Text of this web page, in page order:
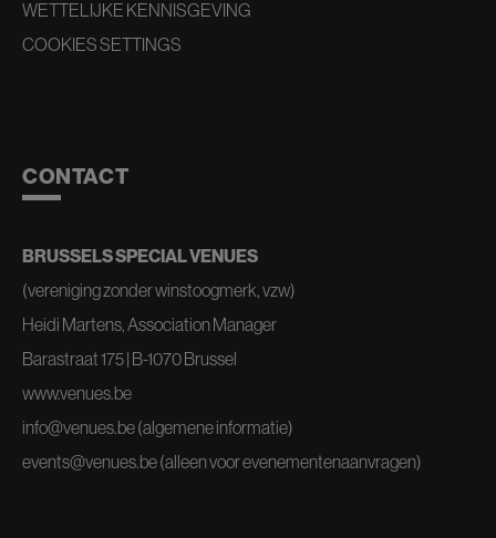
WETTELIJKE KENNISGEVING
COOKIES SETTINGS
CONTACT
BRUSSELS SPECIAL VENUES
(vereniging zonder winstoogmerk, vzw)
Heidi Martens, Association Manager
Barastraat 175 | B-1070 Brussel
www.venues.be
info@venues.be(algemene informatie)
events@venues.be(alleen voor evenementenaanvragen)